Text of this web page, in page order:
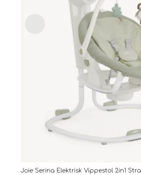
Joie Serina Elektrisk Vippestol 2in1